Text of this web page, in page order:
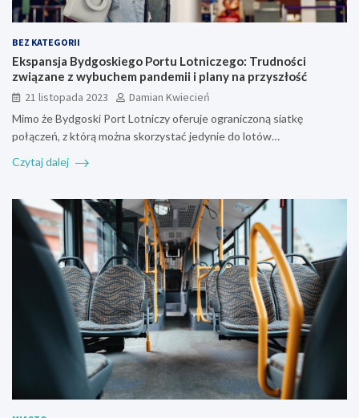
BEZ KATEGORII
Ekspansja Bydgoskiego Portu Lotniczego: Trudności
związane z wybuchem pandemii i plany na przyszłość
21 listopada 2023
Damian Kwiecień
Mimo że Bydgoski Port Lotniczy oferuje ograniczoną siatkę
połączeń, z którą można skorzystać jedynie do lotów…
Czytaj dalej